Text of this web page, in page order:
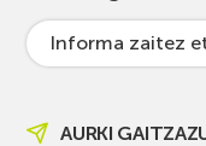
Informa zaitez
AURKI